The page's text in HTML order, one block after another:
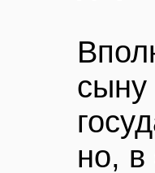
сыну
но, в